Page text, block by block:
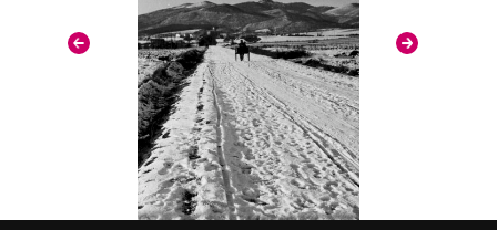
Licencia de las imágenes
CC BY-NC-SA 4.0